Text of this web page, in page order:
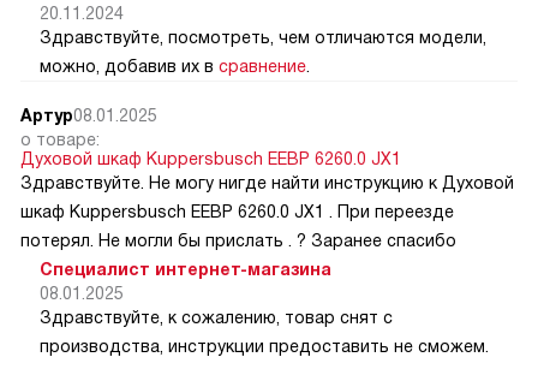
20.11.2024
Здравствуйте, посмотреть, чем отличаются модели,
можно, добавив их в сравнение
Артур08.01.2025
о товаре:
Духовой шкаф Kuppersbusch EEBP 6260.0 JX1
Здравствуйте. Не могу нигде найти инструкцию к Духовой
шкаф Kuppersbusch EEBP 6260.0 JX1 . При переезде
потерял. Не могли бы прислать . ? Заранее спасибо
Специалист интернет-магазина
08.01.2025
Здравствуйте, к сожалению, товар снят с
производства, инструкции предоставить не сможем.